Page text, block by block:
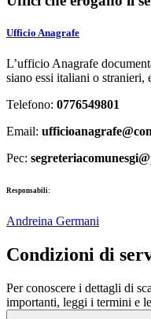
Ufficio Anagrafe
L’ufficio Anagrafe
siano essi italiani o stranieri,
Telefono: 0776549801
Email:
Pec:
Responsabili:
Andreina Germani
Condizioni di
Per conoscere i dettagli di
importanti, leggi i termini e